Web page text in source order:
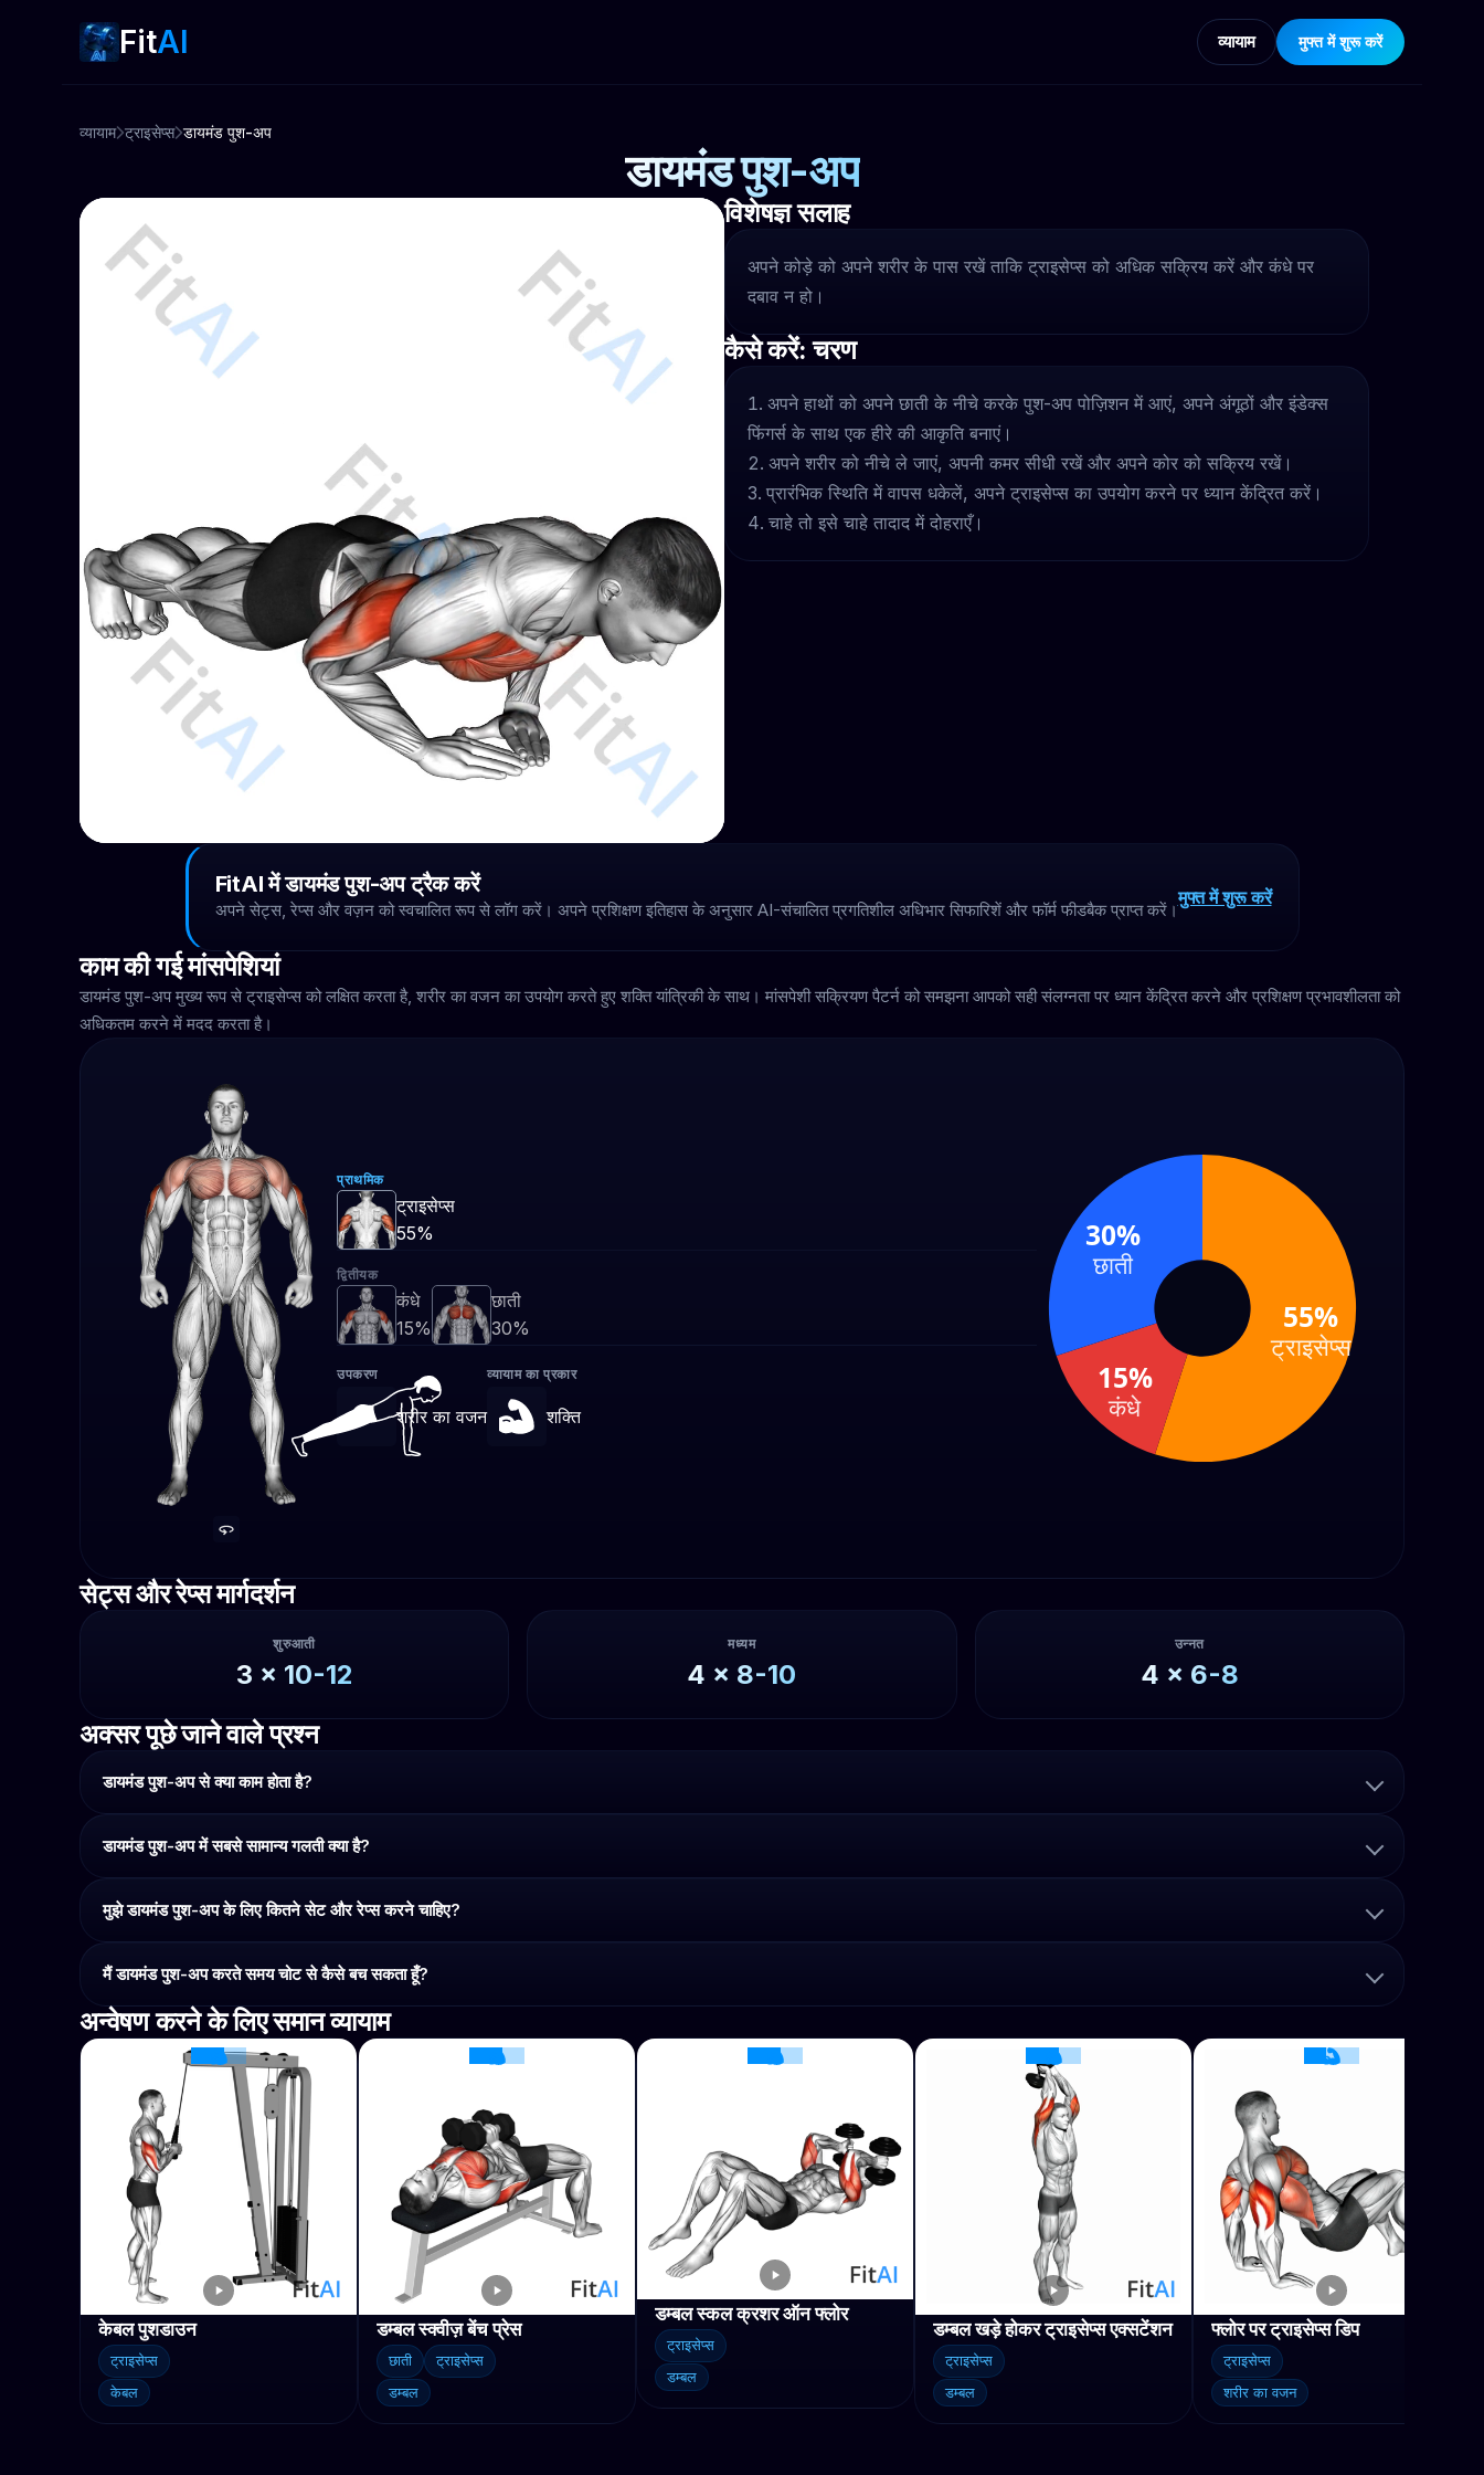
FitAI व्यायाम मुफ्त में शुरू करें
व्यायाम ट्राइसेप्स डायमंड पुश-अप
डायमंड पुश-अप
विशेषज्ञ सलाह
अपने कोड़े को अपने शरीर के पास रखें ताकि ट्राइसेप्स को अधिक सक्रिय करें और कंधे पर
दबाव न हो।
कैसे करें: चरण
अपने हाथों को अपने छाती के नीचे करके पुश-अप पोज़िशन में आएं, अपने अंगूठों और इंडेक्स
फिंगर्स के साथ एक हीरे की आकृति बनाएं।
अपने शरीर को नीचे ले जाएं, अपनी कमर सीधी रखें और अपने कोर को सक्रिय रखें।
प्रारंभिक स्थिति में वापस धकेलें, अपने ट्राइसेप्स का उपयोग करने पर ध्यान केंद्रित करें।
चाहे तो इसे चाहे तादाद में दोहराएँ।
FitAI में डायमंड पुश-अप ट्रैक करें
अपने सेट्स, रेप्स और वज़न को स्वचालित रूप से लॉग करें। अपने प्रशिक्षण इतिहास के अनुसार AI-संचालित प्रगतिशील अधिभार सिफारिशें और फॉर्म फीडबैक प्राप्त करें।
मुफ्त में शुरू करें
काम की गई मांसपेशियां
डायमंड पुश-अप मुख्य रूप से ट्राइसेप्स को लक्षित करता है, शरीर का वजन का उपयोग करते हुए शक्ति यांत्रिकी के साथ। मांसपेशी सक्रियण पैटर्न को समझना आपको सही संलग्नता पर ध्यान केंद्रित करने और प्रशिक्षण प्रभावशीलता को
अधिकतम करने में मदद करता है।
प्राथमिक
ट्राइसेप्स
55%
द्वितीयक
कंधे
15%
छाती
30%
उपकरण
शरीर का वजन
व्यायाम का प्रकार
शक्ति
55%
ट्राइसेप्स
15%
कंधे
30%
छाती
सेट्स और रेप्स मार्गदर्शन
शुरुआती
3 x 10-12
मध्यम
4 x 8-10
उन्नत
4 x 6-8
अक्सर पूछे जाने वाले प्रश्न
डायमंड पुश-अप से क्या काम होता है?
डायमंड पुश-अप में सबसे सामान्य गलती क्या है?
मुझे डायमंड पुश-अप के लिए कितने सेट और रेप्स करने चाहिए?
मैं डायमंड पुश-अप करते समय चोट से कैसे बच सकता हूँ?
अन्वेषण करने के लिए समान व्यायाम
केबल पुशडाउन
ट्राइसेप्स
केबल
डम्बल स्क्वीज़ बेंच प्रेस
छाती
ट्राइसेप्स
डम्बल
डम्बल स्कल क्रशर ऑन फ्लोर
ट्राइसेप्स
डम्बल
डम्बल खड़े होकर ट्राइसेप्स एक्सटेंशन
ट्राइसेप्स
डम्बल
फ्लोर पर ट्राइसेप्स डिप
ट्राइसेप्स
शरीर का वजन